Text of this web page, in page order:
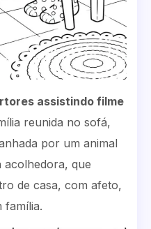
assistindo filme
reunida no sofá,
por um animal
acolhedora, que
de casa, com afeto,
família.